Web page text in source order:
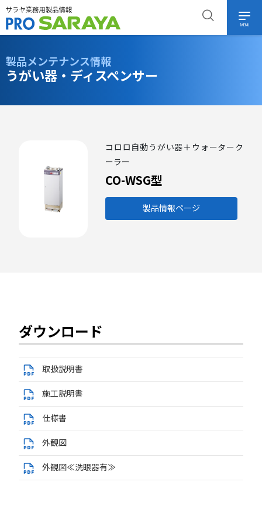
MENU
製品メンテナンス情報
うがい器・ディスペンサー
コロロ自動うがい器＋ウォーターク
ーラー
CO-WSG型
製品情報ページ
ダウンロード
取扱説明書
施工説明書
仕様書
外観図
外観図≪洗眼器有≫